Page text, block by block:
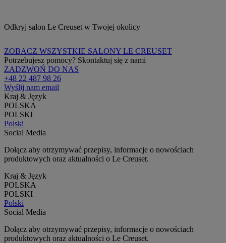
Odkryj salon Le Creuset w Twojej okolicy
ZOBACZ WSZYSTKIE SALONY LE CREUSET
Potrzebujesz pomocy? Skontaktuj się z nami
ZADZWOŃ DO NAS
+48 22 487 98 26
Wyślij nam email
Kraj & Język
POLSKA
POLSKI
Polski
Social Media
Dołącz aby otrzymywać przepisy, informacje o nowościach
produktowych oraz aktualności o Le Creuset.
Kraj & Język
POLSKA
POLSKI
Polski
Social Media
Dołącz aby otrzymywać przepisy, informacje o nowościach
produktowych oraz aktualności o Le Creuset.